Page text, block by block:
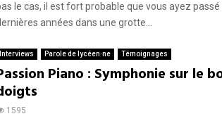
le cas, il est fort probable que vous ayez
années dans une grotte...
Interviews Parole de lycéen·ne Témoignages
Piano : Symphonie sur le
1595